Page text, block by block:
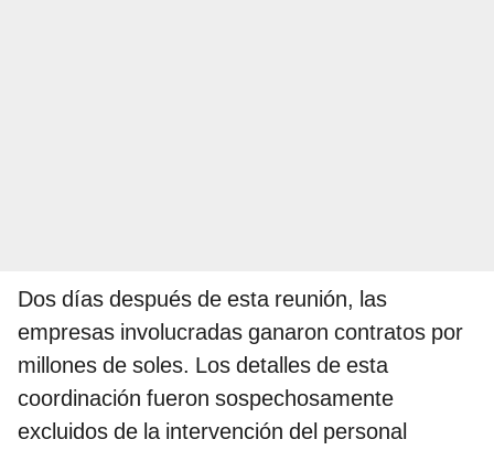
Dos días después de esta reunión, las
empresas involucradas ganaron contratos por
millones de soles. Los detalles de esta
coordinación fueron sospechosamente
excluidos de la intervención del personal